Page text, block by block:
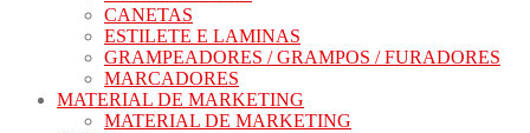
CANETAS
ESTILETE E LAMINAS
GRAMPEADORES / GRAMPOS / FURADORES
MARCADORES
MATERIAL DE MARKETING
MATERIAL DE MARKETING